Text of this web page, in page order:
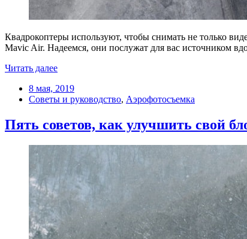
Квадрокоптеры используют, чтобы снимать не только
Mavic Air. Надеемся, они послужат для вас источником
Читать далее
8 мая, 2019
Советы и руководство, Аэрофотосъемка
Пять советов, как улучшить свой